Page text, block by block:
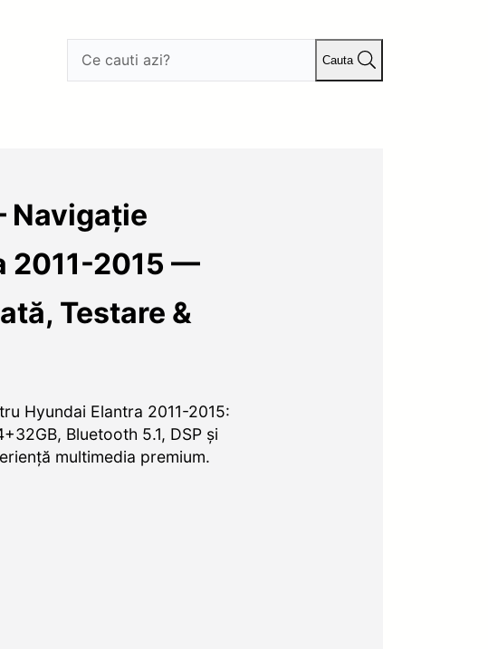
Cauta
Navigație
2011-2015 —
Testare &
Hyundai Elantra 2011-2015:
Bluetooth 5.1, DSP și
multimedia premium.